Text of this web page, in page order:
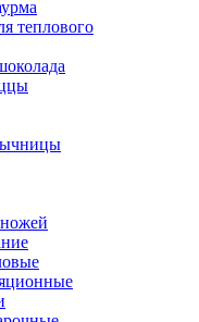
теплового